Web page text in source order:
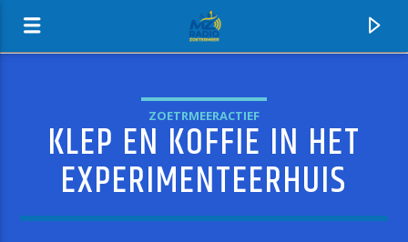
MZ-RADIO
ZOETRMEERACTIEF
KLEP EN KOFFIE IN HET
EXPERIMENTEERHUIS